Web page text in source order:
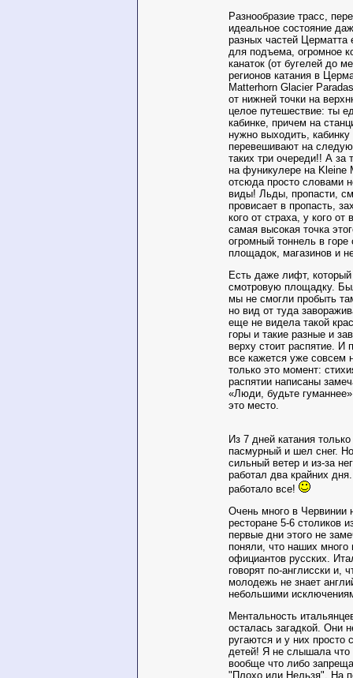
Разнообразие трасс,
идеальное состояние
разных частей Церматта
для подъема, огромное
канаток (от бугелей до
регионов катания в
Matterhorn Glacier
от нижней точки на
целое путешествие: ты
кабинке, причем на
нужно выходить, кабинку
перевешивают на
таких три очереди!! А
на фуникулере на Kleine
отсюда просто словами
виды! Льды, пропасти,
провисает в пропасть,
кого от страха, у кого
самая высокая точка
огромный тоннель в
площадок, магазинов и
Есть даже лифт, который
смотровую площадку.
мы не смогли пробыть
но вид от туда
еще не видела такой
горы и такие разные и
верху стоит распятие. И
все кажется уже совсем
только это момент:
распятии написаны
«Люди, будьте
это место.
Из 7 дней катания
пасмурный и шел снег.
сильный ветер и из-за
работал два крайних
работало все!
Очень много в Червинии
ресторане 5-6 столиков
первые дни этого не
поняли, что наших много
официантов русских.
говорят по-англисски и,
молодежь не знает
небольшими
Ментальность
осталась загадкой. Они
ругаются и у них просто
детей! Я не слышала
вообще что либо
"Плохо или Нельзя". На